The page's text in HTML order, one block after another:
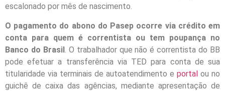
escalonado por mês de nascimento.
O pagamento do abono do Pasep ocorre via crédito em
conta para quem é correntista ou tem poupança no
Banco do Brasil. O trabalhador que não é correntista do BB
pode efetuar a transferência via TED para conta de sua
titularidade via terminais de autoatendimento e portal ou no
guichê de caixa das agências, mediante apresentação de